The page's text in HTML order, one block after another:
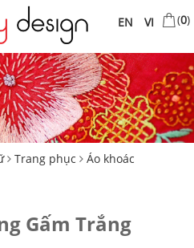
VI
EN (0)
Trang phục Áo khoác
Gấm Trắng